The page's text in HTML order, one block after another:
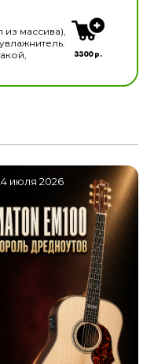
из массива),
3300 р.
июля 2026